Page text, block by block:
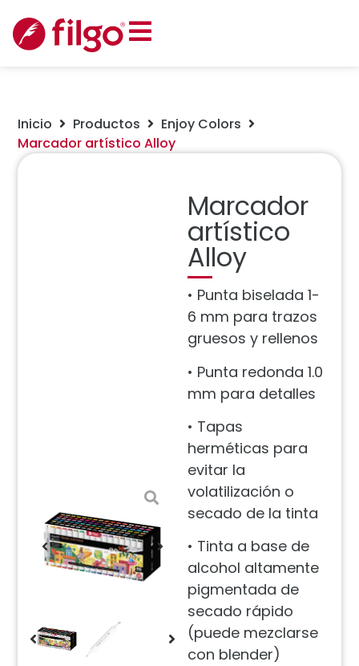
Inicio Productos
Enjoy Colors
Marcador artístico Alloy
Marcador
artístico
Alloy
• Punta biselada 1-
6 mm para trazos
gruesos y rellenos
• Punta redonda 1.0
mm para detalles
• Tapas
herméticas para
evitar la
volatilización o
secado de la tinta
• Tinta a base de
alcohol altamente
pigmentada de
secado rápido
(puede mezclarse
con blender)